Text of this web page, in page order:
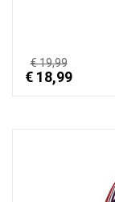
€ 19,99
€ 18,99